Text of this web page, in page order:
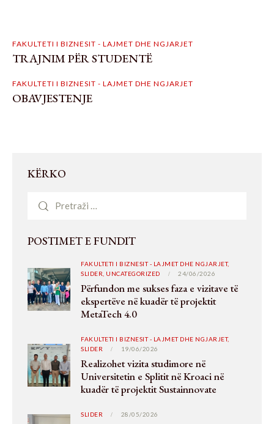
FAKULTETI I BIZNESIT - LAJMET DHE NGJARJET
TRAJNIM PËR STUDENTË
FAKULTETI I BIZNESIT - LAJMET DHE NGJARJET
OBAVJESTENJE
KËRKO
POSTIMET E FUNDIT
FAKULTETI I BIZNESIT - LAJMET DHE NGJARJET,
SLIDER, UNCATEGORIZED 24/06/2026
Përfundon me sukses faza e vizitave të
ekspertëve në kuadër të projektit
MetaTech 4.0
FAKULTETI I BIZNESIT - LAJMET DHE NGJARJET,
SLIDER
19/06/2026
Realizohet vizita studimore në
Universitetin e Splitit në Kroaci në
kuadër të projektit Sustainnovate
SLIDER 28/05/2026